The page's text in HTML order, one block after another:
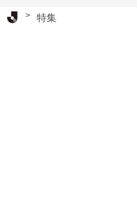
Ｊリーグ TOP
特集